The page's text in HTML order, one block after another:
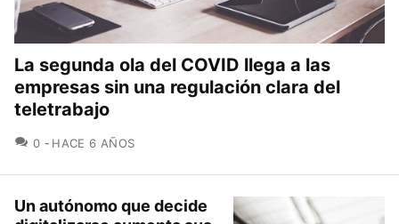
La segunda ola del COVID llega a las
empresas sin una regulación clara del
teletrabajo
0 COMENTARIOS
HACE 6 AÑOS
Un autónomo que decide